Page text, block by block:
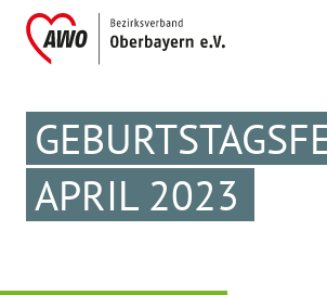
APRIL 2023